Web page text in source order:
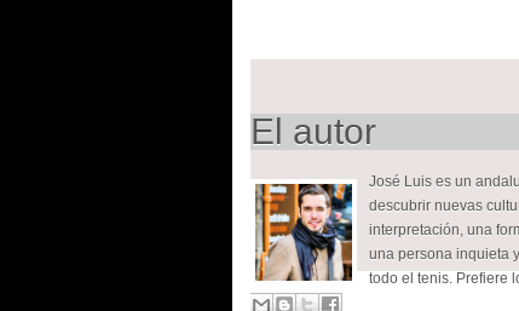
El autor
José Luis es un
descubrir nuevas
interpretación, una
una persona inquieta
todo el tenis. Prefiere